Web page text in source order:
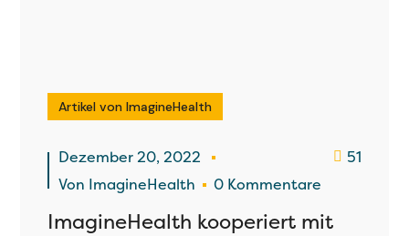
Artikel von ImagineHealth
Dezember 20, 2022
Von ImagineHealth 0 Kommentare
51
ImagineHealth kooperiert mit